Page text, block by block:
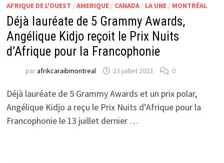
AFRIQUE DE L'OUEST / AMERIQUE/ CANADA/ LA UNE/ MONTRÉAL
Déjà lauréate de 5 Grammy Awards,
Angélique Kidjo reçoit le Prix Nuits
d’Afrique pour la Francophonie
parafrikcaraibmontreal 23 juillet 2023 0
Déjà lauréate de 5 Grammy Awards et un prix polar,
Angélique Kidjo a reçu le Prix Nuits d’Afrique pour la
Francophonie le 13 juillet dernier …